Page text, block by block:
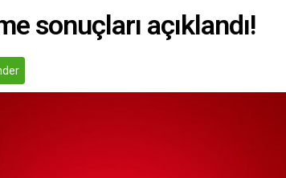
sonuçları açıklandı!